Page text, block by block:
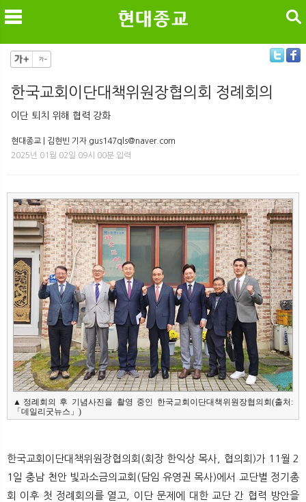
메
뉴 색
검색
한국교회이단대책위원장협의회 정례회의
이단 퇴치 위해 협력 강화
현대종교 | 김현빈 기자 gus147qls@naver.com
2025년 01월 02일 09시 00분 입력
▲정례회의 후 기념사진을 촬영 중인 한국교회이단대책위원장협의회(출처:
「데일리굿뉴스」)
한국교회이단대책위원장협의회(회장 한익상 목사, 협의회)가 11월 2
1일 충남 천안 빛과소금의교회(담임 유영권 목사)에서 교단별 정기총
회 이후 첫 정례회의를 열고, 이단 문제에 대한 교단 간 협력 방안을